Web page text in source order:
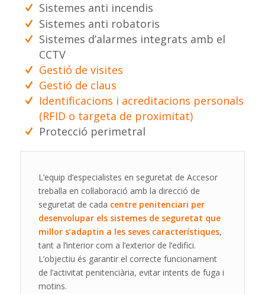
Sistemes anti incendis
Sistemes anti robatoris
Sistemes d’alarmes integrats amb el
CCTV
Gestió de visites
Gestió de claus
Identificacions i acreditacions personals
(RFID o targeta de proximitat)
Protecció perimetral
L’equip d’especialistes en seguretat de Accesor
treballa en col·laboració amb la direcció de
seguretat de cada centre penitenciari per
desenvolupar els sistemes de seguretat que
millor s’adaptin a les seves característiques,
tant a l’interior com a l’exterior de l’edifici.
L’objectiu és garantir el correcte funcionament
de l’activitat penitenciària, evitar intents de fuga i
motins.